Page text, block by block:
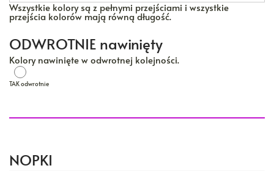
Wszystkie kolory są z pełnymi przejściami i wszystkie
przejścia kolorów mają równą długość.
ODWROTNIE nawinięty
Kolory nawinięte w odwrotnej kolejności.
TAK odwrotnie
NOPKI